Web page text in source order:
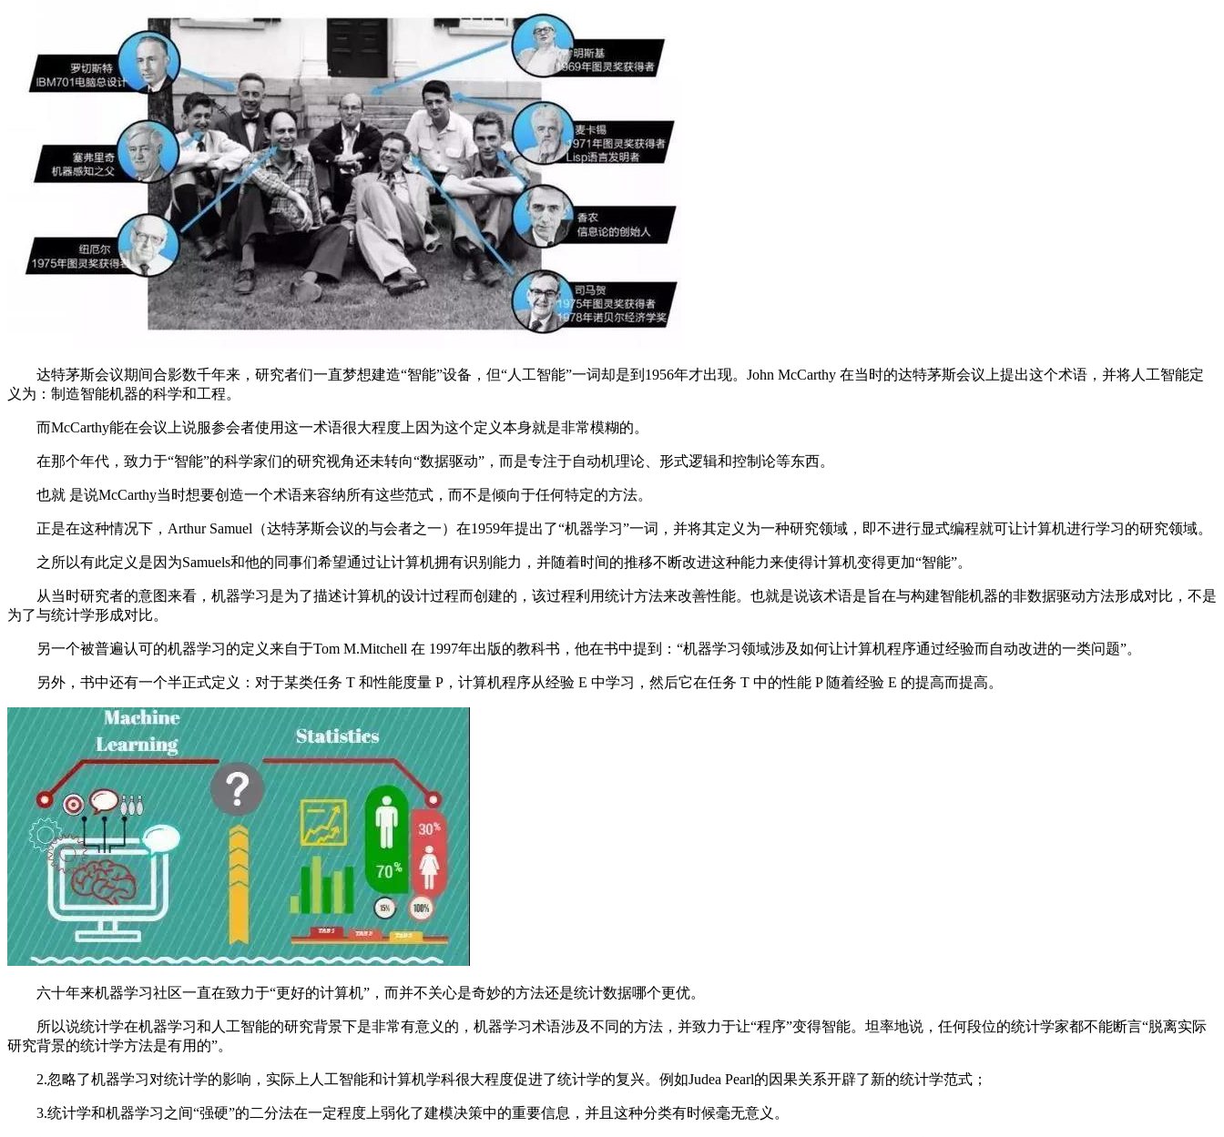
达特茅斯会议期间合影数千年来，研究者们一直梦想建造“智能”设备，但“人工智能”一词却是到1956年才出现。John McCarthy 在当时的达特茅斯会议上提出这个术语，并将人工智能定
义为：制造智能机器的科学和工程。
而McCarthy能在会议上说服参会者使用这一术语很大程度上因为这个定义本身就是非常模糊的。
在那个年代，致力于“智能”的科学家们的研究视角还未转向“数据驱动”，而是专注于自动机理论、形式逻辑和控制论等东西。
也就 是说McCarthy当时想要创造一个术语来容纳所有这些范式，而不是倾向于任何特定的方法。
正是在这种情况下，Arthur Samuel（达特茅斯会议的与会者之一）在1959年提出了“机器学习”一词，并将其定义为一种研究领域，即不进行显式编程就可让计算机进行学习的研究领域。
之所以有此定义是因为Samuels和他的同事们希望通过让计算机拥有识别能力，并随着时间的推移不断改进这种能力来使得计算机变得更加“智能”。
从当时研究者的意图来看，机器学习是为了描述计算机的设计过程而创建的，该过程利用统计方法来改善性能。也就是说该术语是旨在与构建智能机器的非数据驱动方法形成对比，不是
为了与统计学形成对比。
另一个被普遍认可的机器学习的定义来自于Tom M.Mitchell 在 1997年出版的教科书，他在书中提到：“机器学习领域涉及如何让计算机程序通过经验而自动改进的一类问题”。
另外，书中还有一个半正式定义：对于某类任务 T 和性能度量 P，计算机程序从经验 E 中学习，然后它在任务 T 中的性能 P 随着经验 E 的提高而提高。
六十年来机器学习社区一直在致力于“更好的计算机”，而并不关心是奇妙的方法还是统计数据哪个更优。
所以说统计学在机器学习和人工智能的研究背景下是非常有意义的，机器学习术语涉及不同的方法，并致力于让“程序”变得智能。坦率地说，任何段位的统计学家都不能断言“脱离实际
研究背景的统计学方法是有用的”。
2.忽略了机器学习对统计学的影响，实际上人工智能和计算机学科很大程度促进了统计学的复兴。例如Judea Pearl的因果关系开辟了新的统计学范式；
3.统计学和机器学习之间“强硬”的二分法在一定程度上弱化了建模决策中的重要信息，并且这种分类有时候毫无意义。